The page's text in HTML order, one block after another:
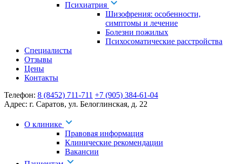
Психиатрия
Шизофрения: особенности,
симптомы и лечение
Болезни пожилых
Психосоматические расстройства
Специалисты
Отзывы
Цены
Контакты
Телефон: 8 (8452) 711-711 +7 (905) 384-61-04
Адрес: г. Саратов, ул. Белоглинская, д. 22
О клинике
Правовая информация
Клинические рекомендации
Вакансии